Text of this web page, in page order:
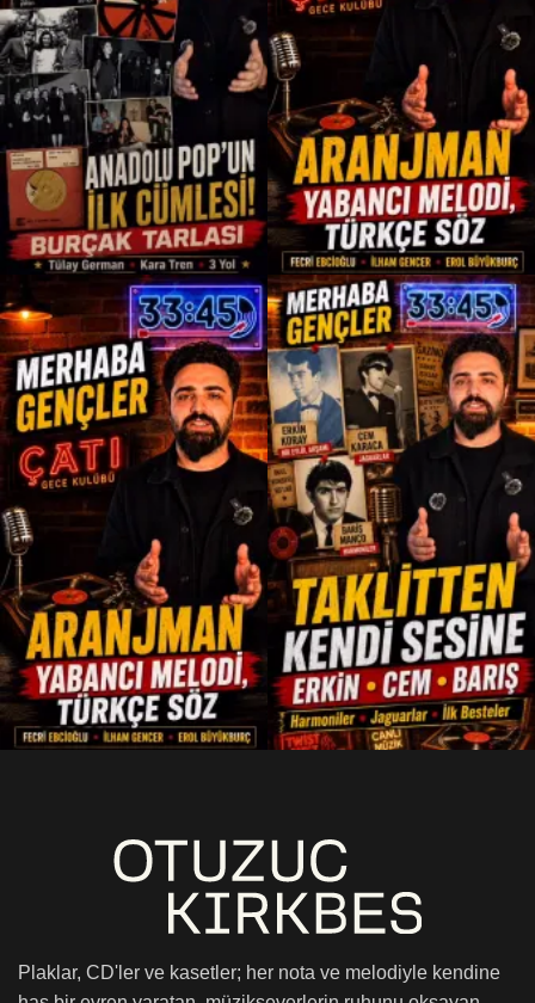
Plaklar, CD'ler ve kasetler; her nota ve melodiyle kendine